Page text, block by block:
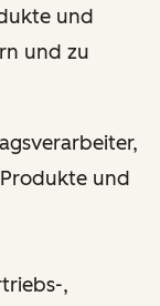
und
und zu
und
,